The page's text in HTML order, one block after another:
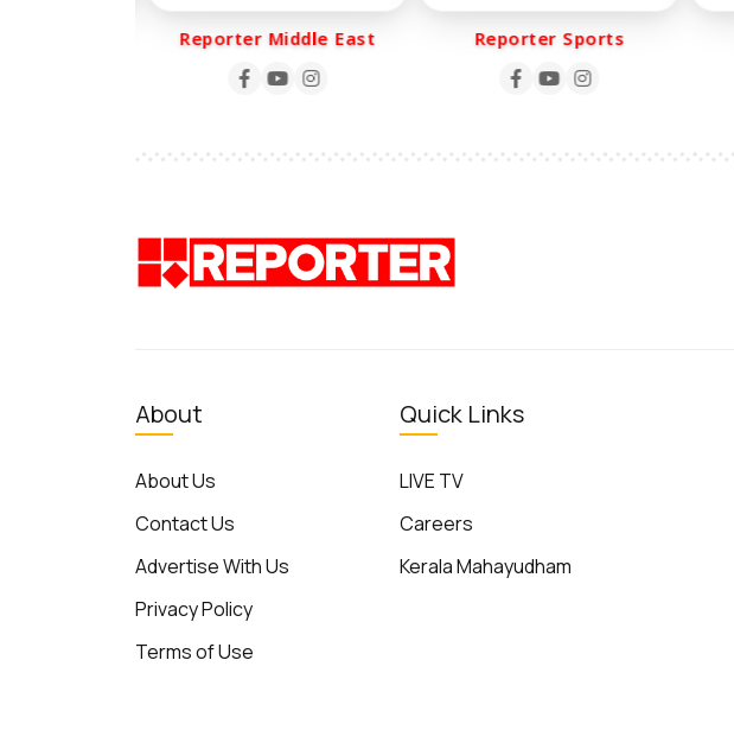
Reporter Middle East Reporter Sports
About
About Us
Contact Us
Advertise With Us
Privacy Policy
Terms of Use
Quick Links
LIVE TV
Careers
Kerala Mahayudham